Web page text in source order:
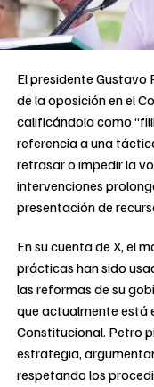
El presidente
de la oposición en el
calificándola como
referencia a una
retrasar o impedir la
intervenciones
presentación de
En su cuenta de X, el
prácticas han sido
las reformas de su
que actualmente está
Constitucional. Petro
estrategia,
respetando los